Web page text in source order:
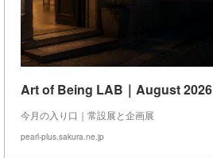
Art of Being LAB｜August 2026
今月の入り口｜常設展と企画展
pearl-plus.sakura.ne.jp